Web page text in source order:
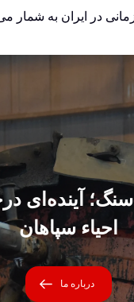
در ایران به شمار
سنگ؛ آینده‌ای
احیاء سپاهان
درباره ما